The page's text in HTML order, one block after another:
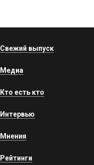
Свежий выпуск
Медиа
Кто есть кто
Интервью
Мнения
Рейтинги